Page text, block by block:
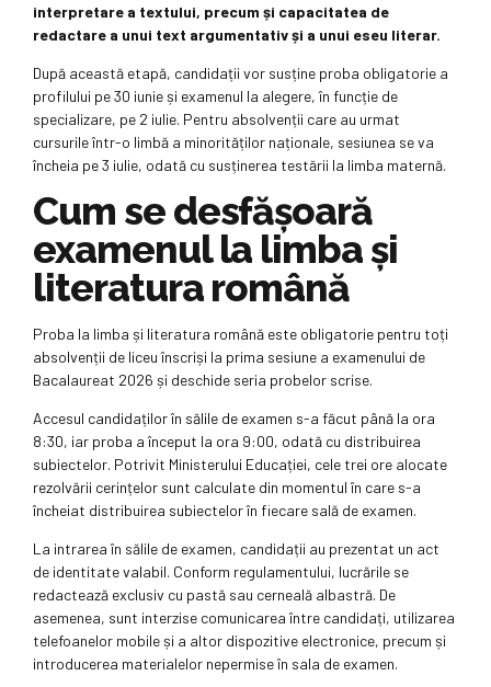
interpretare a textului, precum și capacitatea de
redactare a unui text argumentativ și a unui eseu literar.
După această etapă, candidații vor susține proba obligatorie a
profilului pe 30 iunie și examenul la alegere, în funcție de
specializare, pe 2 iulie. Pentru absolvenții care au urmat
cursurile într-o limbă a minorităților naționale, sesiunea se va
încheia pe 3 iulie, odată cu susținerea testării la limba maternă.
Cum se desfășoară
examenul la limba și
literatura română
Proba la limba și literatura română este obligatorie pentru toți
absolvenții de liceu înscriși la prima sesiune a examenului de
Bacalaureat 2026 și deschide seria probelor scrise.
Accesul candidaților în sălile de examen s-a făcut până la ora
8:30, iar proba a început la ora 9:00, odată cu distribuirea
subiectelor. Potrivit Ministerului Educației, cele trei ore alocate
rezolvării cerințelor sunt calculate din momentul în care s-a
încheiat distribuirea subiectelor în fiecare sală de examen.
La intrarea în sălile de examen, candidații au prezentat un act
de identitate valabil. Conform regulamentului, lucrările se
redactează exclusiv cu pastă sau cerneală albastră. De
asemenea, sunt interzise comunicarea între candidați, utilizarea
telefoanelor mobile și a altor dispozitive electronice, precum și
introducerea materialelor nepermise în sala de examen.